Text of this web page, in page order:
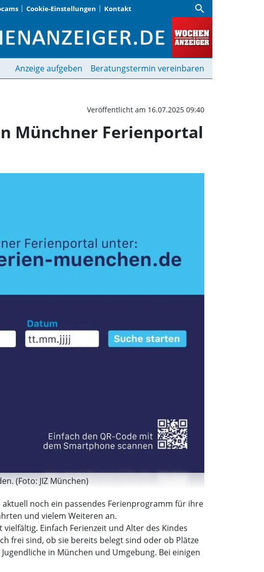
Cookie-Einstellungen Kontakt search
gesucht? Im
Anzeige aufgeben Beratungstermin vereinbaren
Veröffentlicht am 16.07.2025 09:40
Münchner Ferienportal
(Foto: JIZ München)
noch ein passendes Ferienprogramm für ihre
und vielem Weiteren an.
Einfach Ferienzeit und Alter des Kindes
frei sind, ob sie bereits belegt sind oder ob Plätze
in München und Umgebung. Bei einigen